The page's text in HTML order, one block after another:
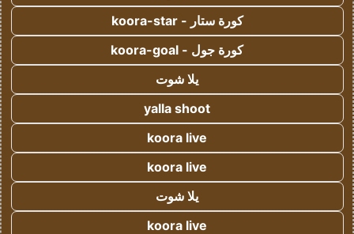
كورة ستار - koora-star
كورة جول - koora-goal
يلا شوت
yalla shoot
koora live
koora live
يلا شوت
koora live